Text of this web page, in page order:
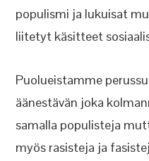
populismi ja lukuisat
liitetyt käsitteet
Puolueistamme
äänestävän joka
samalla populisteja
myös rasisteja ja